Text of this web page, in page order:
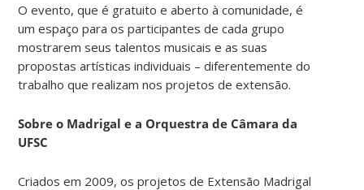
O evento, que é gratuito e aberto à comunidade, é
um espaço para os participantes de cada grupo
mostrarem seus talentos musicais e as suas
propostas artísticas individuais – diferentemente do
trabalho que realizam nos projetos de extensão.
Sobre o Madrigal e a Orquestra de Câmara da
UFSC
Criados em 2009, os projetos de Extensão Madrigal